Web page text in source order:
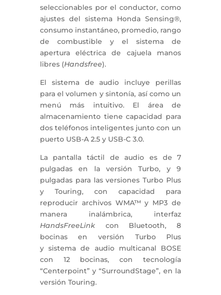
seleccionables por el conductor, como
ajustes del sistema Honda Sensing®,
consumo instantáneo, promedio, rango
de combustible y el sistema de
apertura eléctrica de cajuela manos
libres (Handsfree).
El sistema de audio incluye perillas
para el volumen y sintonía, así como un
menú más intuitivo. El área de
almacenamiento tiene capacidad para
dos teléfonos inteligentes junto con un
puerto USB-A 2.5 y USB-C 3.0.
La pantalla táctil de audio es de 7
pulgadas en la versión Turbo, y 9
pulgadas para las versiones Turbo Plus
y Touring, con capacidad para
reproducir archivos WMA™ y MP3 de
manera inalámbrica, interfaz
HandsFreeLinkcon Bluetooth, 8
bocinas en versión Turbo Plus
y sistema de audio multicanal BOSE
con 12 bocinas, con tecnología
“Centerpoint” y “SurroundStage”, en la
versión Touring.